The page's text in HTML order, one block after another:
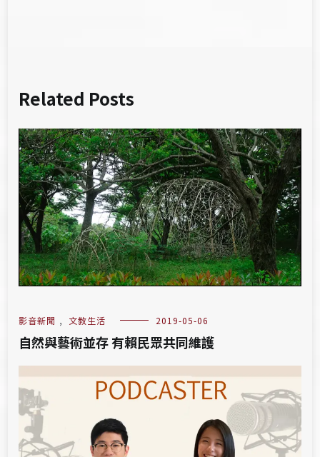
Related Posts
影音新聞 , 文教生活 2019-05-06
自然與藝術並存 有賴民眾共同維護